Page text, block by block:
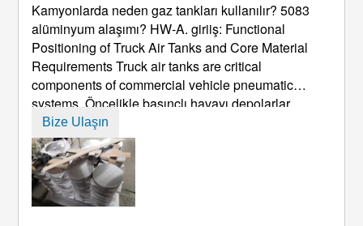
Kamyonlarda neden gaz tankları kullanılır? 5083
alüminyum alaşımı? HW-A. giriiş: Functional
Positioning of Truck Air Tanks and Core Material
Requirements Truck air tanks are critical
components of commercial vehicle pneumatic
systems . Öncelikle basınçlı havayı depolarlar
(çalışma basıncı: 0.8-1.2MPa, tasarım basıncı: 1.5-
2.0MPa) ve güç frenlemesi, süspansiyon, ve kapı
Bize Ulaşın